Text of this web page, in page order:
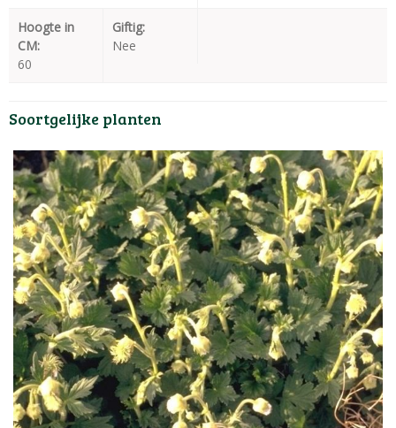
Hoogte in
CM:
60
Giftig:
Nee
Soortgelijke planten